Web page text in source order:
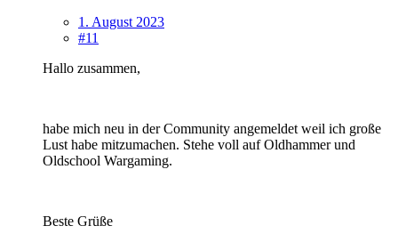
1. August 2023
#11
Hallo zusammen,
habe mich neu in der Community angemeldet weil ich große
Lust habe mitzumachen. Stehe voll auf Oldhammer und
Oldschool Wargaming.
Beste Grüße